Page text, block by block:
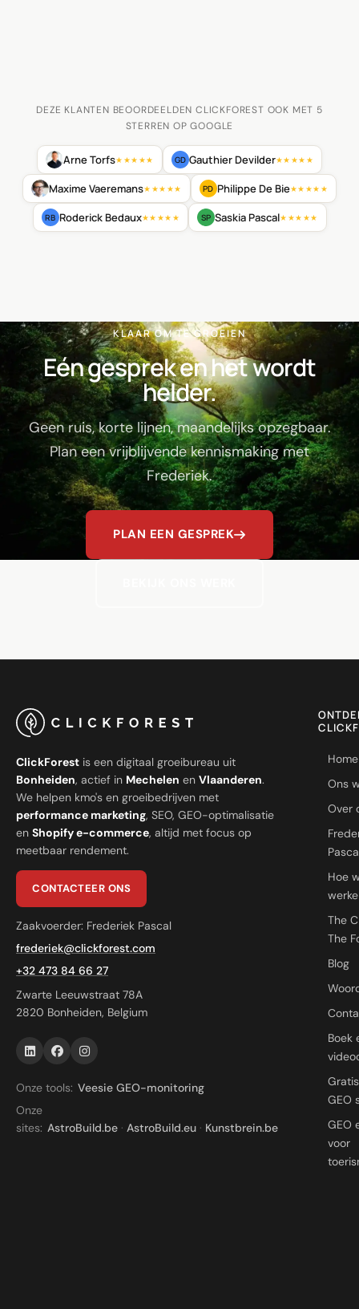
DEZE KLANTEN BEOORDEELDEN CLICKFOREST OOK MET 5
STERREN OP GOOGLE
Arne Torfs★★★★★ GD Gauthier Devilder★★★★★
Maxime Vaeremans★★★★★ PD Philippe De Bie★★★★★
RB Roderick Bedaux★★★★★ SP Saskia Pascal★★★★★
KLAAR OM TE GROEIEN
Eén gesprek en het wordt
helder.
Geen ruis, korte lijnen, maandelijks opzegbaar.
Plan een vrijblijvende kennismaking met
Frederiek.
PLAN EEN GESPREK
ClickForest is een digitaal groeibureau uit
Bonheiden, actief in Mechelen en Vlaanderen.
We helpen kmo's en groeibedrijven met
performance marketing, SEO, GEO-optimalisatie
en Shopify e-commerce, altijd met focus op
meetbaar rendement.
CONTACTEER ONS
Zaakvoerder: Frederiek Pascal
frederiek@clickforest.com
+32 473 84 66 27
Zwarte Leeuwstraat 78A
2820 Bonheiden, Belgium
Onze tools: Veesie GEO-monitoring
Onze
sites: AstroBuild.be · AstroBuild.eu · Kunstbrein.be
Home
Ons
Over
Hoe
The
The
Blog
Boek
GEO
GEO
voor